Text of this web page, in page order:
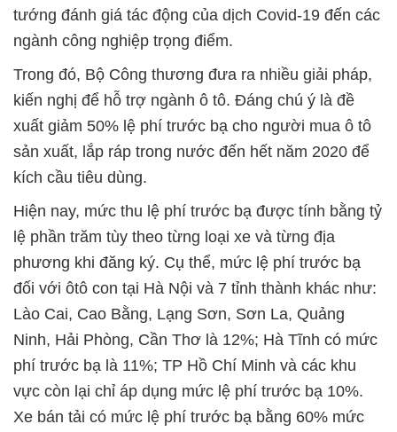
tướng đánh giá tác động của dịch Covid-19 đến các
ngành công nghiệp trọng điểm.
Trong đó, Bộ Công thương đưa ra nhiều giải pháp,
kiến nghị để hỗ trợ ngành ô tô. Đáng chú ý là đề
xuất giảm 50% lệ phí trước bạ cho người mua ô tô
sản xuất, lắp ráp trong nước đến hết năm 2020 để
kích cầu tiêu dùng.
Hiện nay, mức thu lệ phí trước bạ được tính bằng tỷ
lệ phần trăm tùy theo từng loại xe và từng địa
phương khi đăng ký. Cụ thể, mức lệ phí trước bạ
đối với ôtô con tại Hà Nội và 7 tỉnh thành khác như:
Lào Cai, Cao Bằng, Lạng Sơn, Sơn La, Quảng
Ninh, Hải Phòng, Cần Thơ là 12%; Hà Tĩnh có mức
phí trước bạ là 11%; TP Hồ Chí Minh và các khu
vực còn lại chỉ áp dụng mức lệ phí trước bạ 10%.
Xe bán tải có mức lệ phí trước bạ bằng 60% mức